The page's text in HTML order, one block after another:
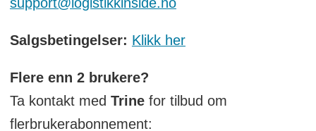
Salgsbetingelser: Klikk her
Flere enn 2 brukere?
Ta kontakt med Trinefor tilbud om
flerbrukerabonnement: